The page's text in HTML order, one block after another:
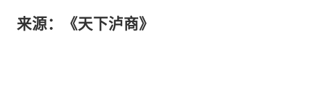
来源：《天下泸商》